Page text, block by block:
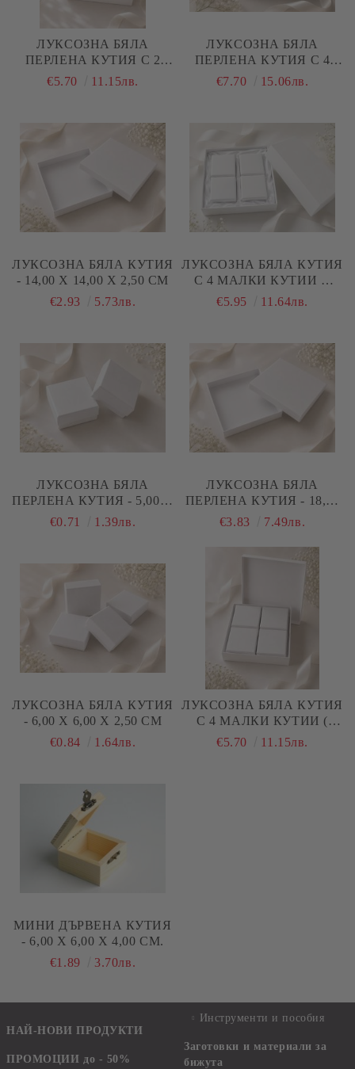
ЛУКСОЗНА БЯЛА
ПЕРЛЕНА КУТИЯ С 2
МАЛКИ КУТИИ (
€5.70 11.15лв.
ЛУКСОЗНА БЯЛА
ПЕРЛЕНА КУТИЯ С 4
МАЛКИ КУТИИ И САТЕН
€7.70 15.06лв.
ЛУКСОЗНА БЯЛА КУТИЯ
- 14,00 Х 14,00 Х 2,50 СМ
€2.93
5.73лв.
ЛУКСОЗНА БЯЛА КУТИЯ
С 4 МАЛКИ КУТИИ И
САТЕН ( БЕБЕШКИ
€5.95 11.64лв.
ЛУКСОЗНА БЯЛА
ПЕРЛЕНА КУТИЯ - 5,00 Х
5,00 Х 1,50 СМ
€0.71 1.39лв.
ЛУКСОЗНА БЯЛА
ПЕРЛЕНА КУТИЯ - 18,00
Х 18,00 Х 3,00 СМ
€3.83 7.49лв.
ЛУКСОЗНА БЯЛА КУТИЯ
- 6,00 Х 6,00 Х 2,50 СМ
€0.84
1.64лв.
ЛУКСОЗНА БЯЛА КУТИЯ
С 4 МАЛКИ КУТИИ (
БЕБЕШКИ СЪКРОВИЩА
€5.70 11.15лв.
МИНИ ДЪРВЕНА КУТИЯ
- 6,00 Х 6,00 Х 4,00 СМ.
€1.89
3.70лв.
НАЙ-НОВИ ПРОДУКТИ
ПРОМОЦИИ до - 50%
Инструменти и пособия
Заготовки и материали за
бижута